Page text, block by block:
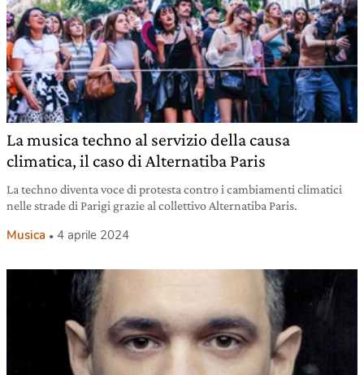
La musica techno al servizio della causa
climatica, il caso di Alternatiba Paris
La techno diventa voce di protesta contro i cambiamenti climatici
nelle strade di Parigi grazie al collettivo Alternatiba Paris.
Musica 4 aprile 2024